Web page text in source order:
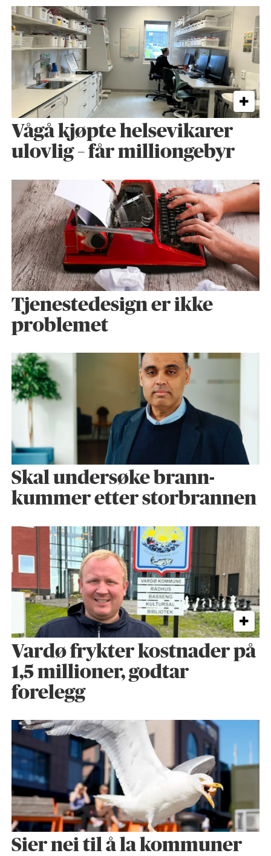
Vågå kjøpte helse­vikarer
ulovlig – får milliongebyr
Tjenestedesign er ikke
problemet
Skal undersøke brann­
kummer etter storbrannen
Vardø frykter kostnader på
1,5 millioner, godtar
forelegg
Sier nei til å la kommuner